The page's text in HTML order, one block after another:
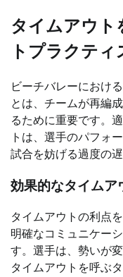
タイムアウト
トプラクテ
ビーチバレーにおけ
とは、チームが再編
るために重要です。
トは、選手のパフォ
試合を妨げる過度の
効果的なタイムア
タイムアウトの利点
明確なコミュニケー
す。選手は、勢いが
タイムアウトを呼ぶ